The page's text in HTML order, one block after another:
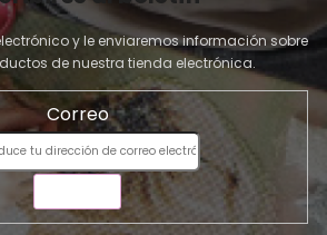
y le enviaremos información sobre
de nuestra tienda electrónica.
Correo